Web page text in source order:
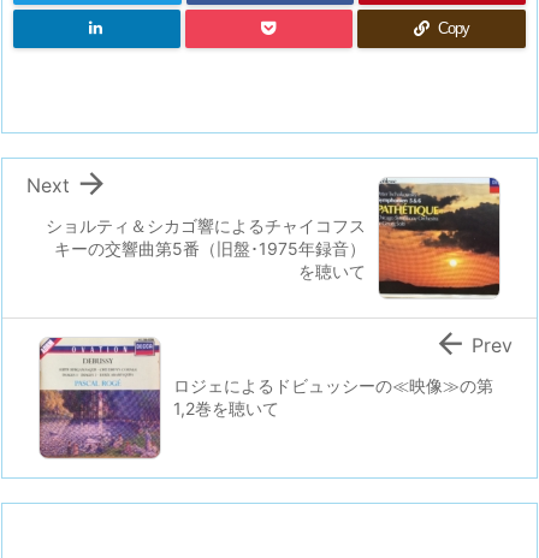
Copy
ショルティ＆シカゴ響によるチャイコフス
キーの交響曲第5番（旧盤･1975年録音）
を聴いて

Next
ロジェによるドビュッシーの≪映像≫の第
1,2巻を聴いて
 Prev